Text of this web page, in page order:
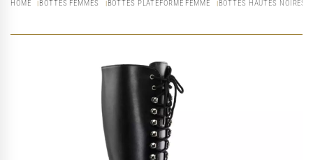
HOME BOTTES FEMMES BOTTES PLATEFORME FEMME